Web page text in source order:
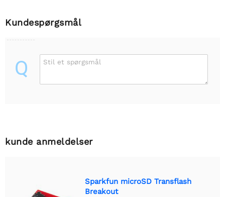
Kundespørgsmål
Q Stil et spørgsmål
kunde anmeldelser
Sparkfun microSD Transflash
Breakout